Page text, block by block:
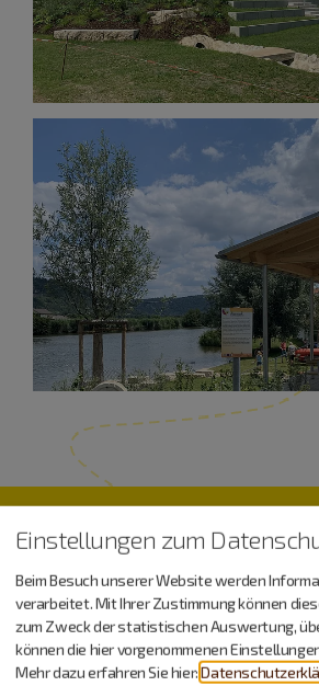
Urlaub machen,
trinken…
Einstellungen zum
Beim Besuch unserer Website werden
verarbeitet. Mit Ihrer Zustimmung können
zum Zweck der statistischen Auswertung,
können die hier vorgenommenen
Mehr dazu erfahren Sie hier: